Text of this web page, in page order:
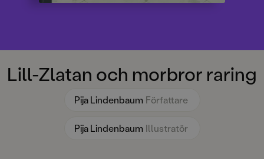
Lill-Zlatan och morbror raring
Pija Lindenbaum Författare
Pija Lindenbaum Illustratör